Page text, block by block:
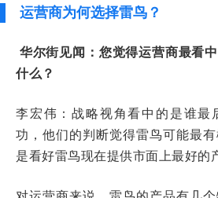
运营商为何选择雷鸟？
华尔街见闻：您觉得运营商最看
什么？
李宏伟：战略视角看中的是谁最
功，他们的判断觉得雷鸟可能最
是看好雷鸟现在提供市面上最好的